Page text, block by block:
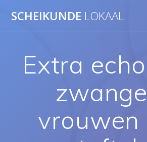
naar
SCHEIKUNDE LOKAAL
Extra
vrouwen